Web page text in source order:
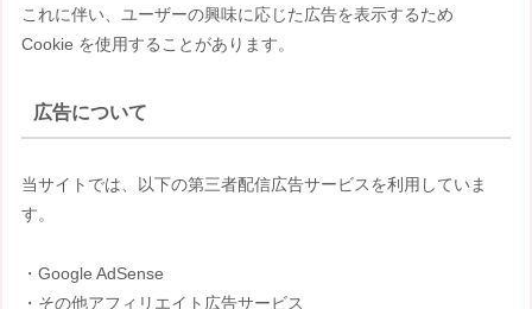
これに伴い、ユーザーの興味に応じた広告を表示するため
Cookie を使用することがあります。
広告について
当サイトでは、以下の第三者配信広告サービスを利用していま
す。
・Google AdSense
・その他アフィリエイト広告サービス